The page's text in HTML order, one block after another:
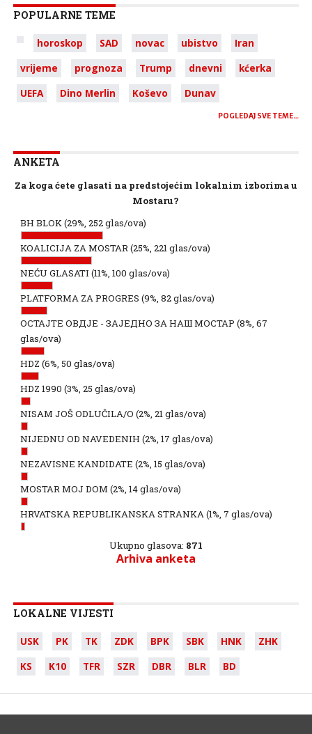
POPULARNE TEME
horoskop SAD novac ubistvo
Iran
vrijeme
prognoza Trump dnevni
kćerka
UEFA
Dino Merlin Koševo Dunav
POGLEDAJ SVE TEME…
ANKETA
Za koga ćete glasati na predstojećim lokalnim izborima u
Mostaru?
BH BLOK(29%, 252 glas/ova)
KOALICIJA ZA MOSTAR(25%, 221 glas/ova)
NEĆU GLASATI (11%, 100 glas/ova)
PLATFORMA ZA PROGRES (9%, 82 glas/ova)
ОСТАЈТЕ ОВДЈЕ - ЗАЈЕДНО ЗА НАШ МОСТАР (8%, 67
glas/ova)
HDZ (6%, 50 glas/ova)
HDZ 1990 (3%, 25 glas/ova)
NISAM JOŠ ODLUČILA/O (2%, 21 glas/ova)
NIJEDNU OD NAVEDENIH (2%, 17 glas/ova)
NEZAVISNE KANDIDATE (2%, 15 glas/ova)
MOSTAR MOJ DOM (2%, 14 glas/ova)
HRVATSKA REPUBLIKANSKA STRANKA(1%, 7 glas/ova)
Ukupno glasova: 871
Arhiva anketa
LOKALNE VIJESTI
USK PK TK ZDK BPK SBK HNK
ZHK
KS
K10 TFR SZR DBR BLR BD